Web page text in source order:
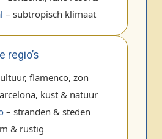
– subtropisch klimaat
regio’s
flamenco, zon
kust & natuur
– stranden & steden
& rustig